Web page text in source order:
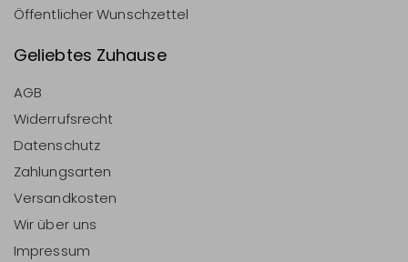
Öffentlicher Wunschzettel
Geliebtes Zuhause
AGB
Widerrufsrecht
Datenschutz
Zahlungsarten
Versandkosten
Wir über uns
Impressum